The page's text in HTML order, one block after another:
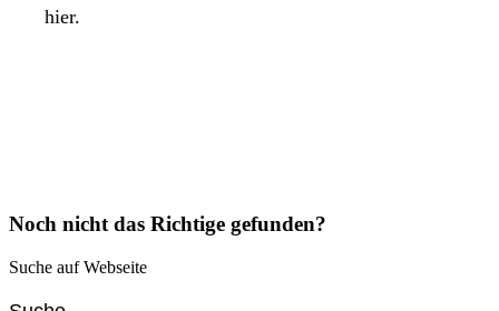
hier.
Noch nicht das Richtige gefunden?
Suche auf Webseite